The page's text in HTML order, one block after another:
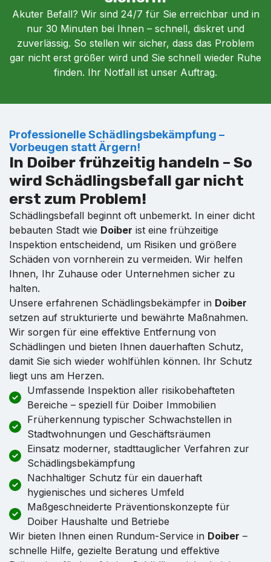
Akuter Befall? Wir sind 24/7 für Sie erreichbar und in
nur 30 Minuten bei Ihnen – schnell, diskret und
zuverlässig. So stellen wir sicher, dass das Problem
gar nicht erst größer wird und Sie schnell wieder Ruhe
finden. Ihr Notfall ist unser Auftrag.
Professionelle Schädlingsbekämpfung –
Vorbeugen statt Ärgern!
In Doiber frühzeitig handeln – So
wird Schädlingsbefall gar nicht
erst zum Problem!
Schädlingsbefall beginnt oft unbemerkt. In einer dicht
bebauten Stadt wie Doiber ist eine frühzeitige
Inspektion entscheidend, um Risiken und größere
Schäden von vornherein zu vermeiden. Wir helfen
Ihnen, Ihr Zuhause oder Unternehmen sicher zu
halten.
Unsere erfahrenen Schädlingsbekämpfer in Doiber
setzen auf strukturierte und bewährte Maßnahmen.
Wir sorgen für eine effektive Entfernung von
Schädlingen und bieten Ihnen dauerhaften Schutz,
damit Sie sich wieder wohlfühlen können. Ihr Schutz
liegt uns am Herzen.
Umfassende Inspektion aller risikobehafteten
Bereiche – speziell für Doiber Immobilien
Früherkennung typischer Schwachstellen in
Stadtwohnungen und Geschäftsräumen
Einsatz moderner, stadttauglicher Verfahren zur
Schädlingsbekämpfung
Nachhaltiger Schutz für ein dauerhaft
hygienisches und sicheres Umfeld
Maßgeschneiderte Präventionskonzepte für
Doiber Haushalte und Betriebe
Wir bieten Ihnen einen Rundum-Service in Doiber –
schnelle Hilfe, gezielte Beratung und effektive